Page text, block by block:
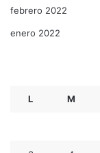
febrero 2022
enero 2022
L M